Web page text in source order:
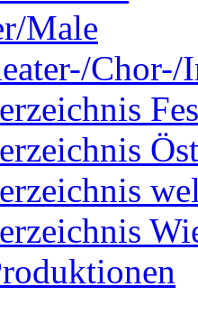
Male
Chor-/